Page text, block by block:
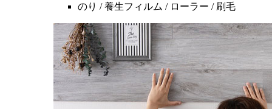
のり / 養生フィルム / ローラー / 刷毛